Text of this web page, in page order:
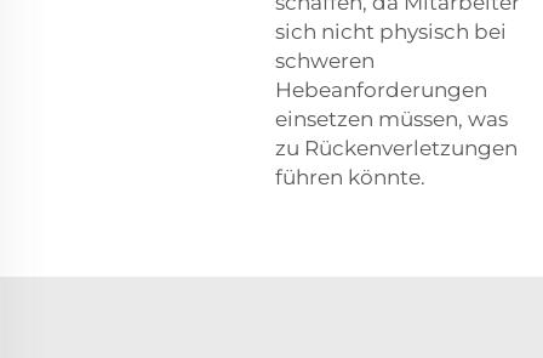
sich nicht physisch bei
schweren
Hebeanforderungen
einsetzen müssen, was
zu Rückenverletzungen
führen könnte.